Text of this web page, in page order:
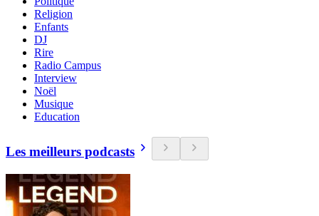
Religion
Enfants
DJ
Rire
Radio Campus
Interview
Noël
Musique
Education
Les meilleurs podcasts